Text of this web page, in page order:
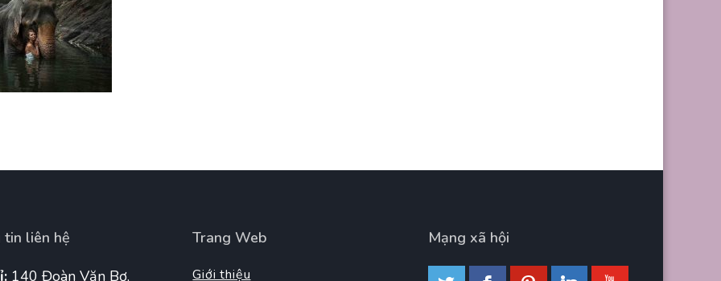
tin liên hệ
140 Đoàn Văn Bơ,
Trang Web
Giới thiệu
Mạng xã hội